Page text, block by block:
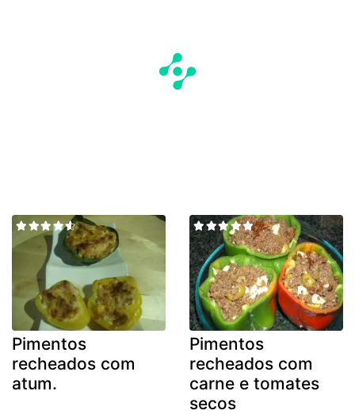
Pimentos
recheados com
atum.
Pimentos
recheados com
carne e tomates
secos